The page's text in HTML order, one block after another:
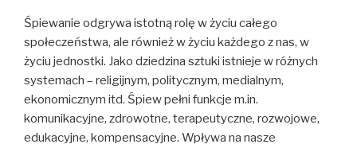
Śpiewanie odgrywa istotną rolę w życiu całego
społeczeństwa, ale również w życiu każdego z nas, w
życiu jednostki. Jako dziedzina sztuki istnieje w różnych
systemach – religijnym, politycznym, medialnym,
ekonomicznym itd. Śpiew pełni funkcje m.in.
komunikacyjne, zdrowotne, terapeutyczne, rozwojowe,
edukacyjne, kompensacyjne. Wpływa na nasze